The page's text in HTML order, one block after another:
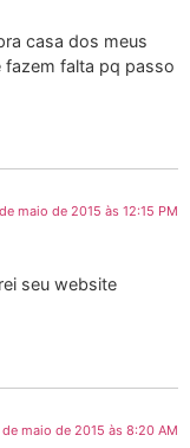
casa dos meus
fazem falta pq passo
maio de 2015 às 12:15 PM
seu website
de maio de 2015 às 8:20 AM